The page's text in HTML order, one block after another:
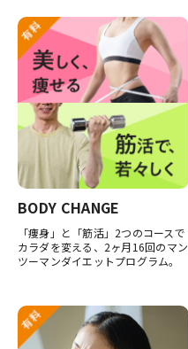
BODY CHANGE
「痩身」と「筋活」2つのコースで
カラダを変える、2ヶ月16回のマン
ツーマンダイエットプログラム。